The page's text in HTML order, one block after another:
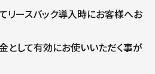
リースバック導入時にお客様へお
として有効にお使いいただく事が